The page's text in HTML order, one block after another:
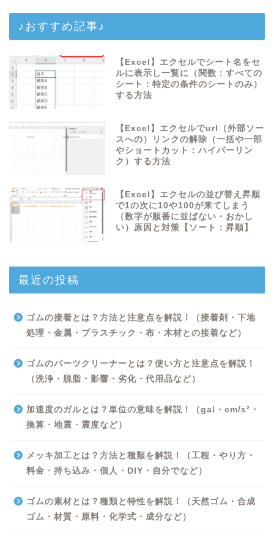
♪おすすめ記事♪
【Excel】エクセルでシート名をセ
ルに表示し一覧に（関数：すべての
シート：特定の条件のシートのみ）
する方法
【Excel】エクセルでurl（外部ソー
スへの）リンクの解除（一括や一部
やショートカット：ハイパーリン
ク）する方法
【Excel】エクセルの並び替え昇順
で1の次に10や100が来てしまう
（数字が順番に並ばない・おかし
い）原因と対策【ソート：昇順】
最近の投稿
ゴムの接着とは？方法と注意点を解説！（接着剤・下地
処理・金属・プラスチック・布・木材との接着など）
ゴムのパーツクリーナーとは？使い方と注意点を解説！
（洗浄・脱脂・影響・劣化・代用品など）
加速度のガルとは？単位の意味を解説！（gal・cm/s²・
換算・地震・震度など）
メッキ加工とは？方法と種類を解説！（工程・やり方・
料金・持ち込み・個人・DIY・自分でなど）
ゴムの素材とは？種類と特性を解説！（天然ゴム・合成
ゴム・材質・原料・化学式・成分など）
Python
WORD